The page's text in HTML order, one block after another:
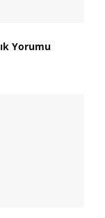
Yorumu